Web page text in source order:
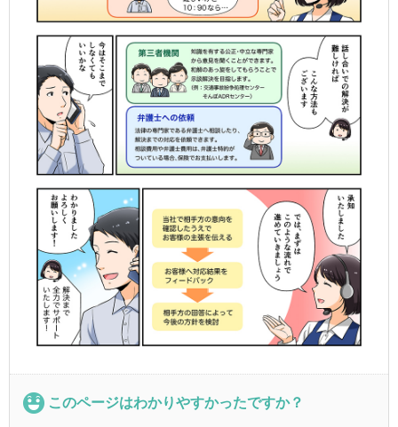
このページはわかりやすかったですか？